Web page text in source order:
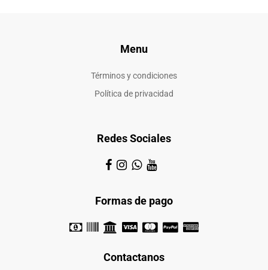
Menu
Términos y condiciones
Política de privacidad
Redes Sociales
Formas de pago
Contactanos